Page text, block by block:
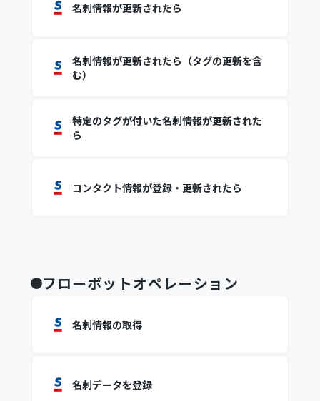
名刺情報が更新されたら
名刺情報が更新されたら（タグの更新を含
む）
特定のタグが付いた名刺情報が更新された
ら
コンタクト情報が登録・更新されたら
フローボットオペレーション
名刺情報の取得
名刺データを登録